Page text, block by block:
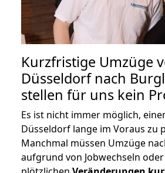
Kurzfristige Umzüge
Düsseldorf nach
stellen für uns kein
Es ist nicht immer möglich,
Düsseldorf lange im Voraus zu
Manchmal müssen Umzüge
aufgrund von Jobwechseln